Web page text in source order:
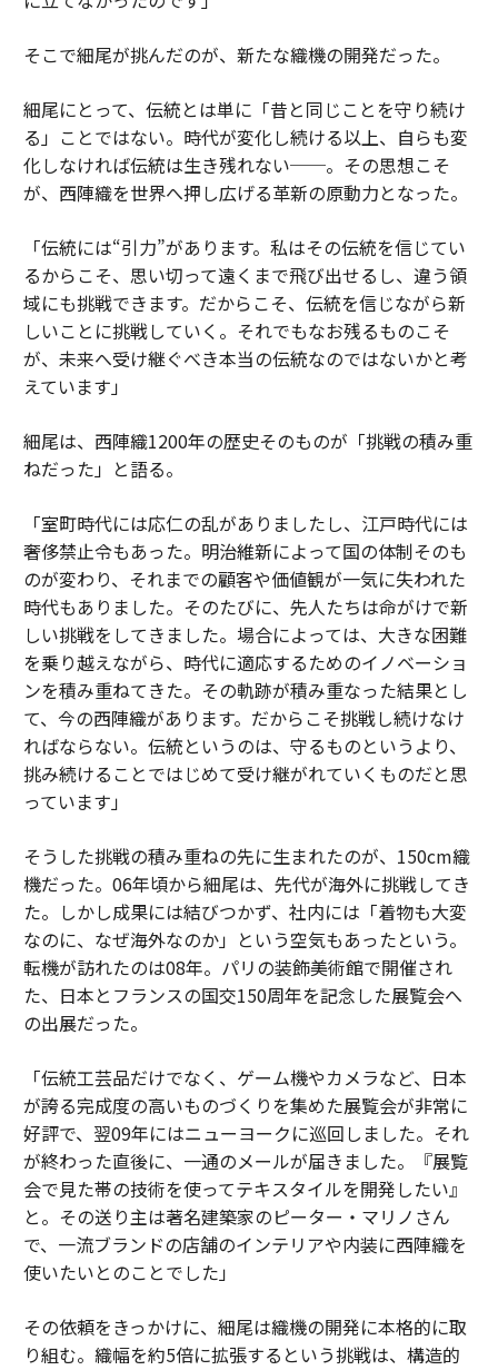
そこで細尾が挑んだのが、新たな織機の開発だった。
細尾にとって、伝統とは単に「昔と同じことを守り続け
る」ことではない。時代が変化し続ける以上、自らも変
化しなければ伝統は生き残れない──。その思想こそ
が、西陣織を世界へ押し広げる革新の原動力となった。
「伝統には“引力”があります。私はその伝統を信じてい
るからこそ、思い切って遠くまで飛び出せるし、違う領
域にも挑戦できます。だからこそ、伝統を信じながら新
しいことに挑戦していく。それでもなお残るものこそ
が、未来へ受け継ぐべき本当の伝統なのではないかと考
えています」
細尾は、西陣織1200年の歴史そのものが「挑戦の積み重
ねだった」と語る。
「室町時代には応仁の乱がありましたし、江戸時代には
奢侈禁止令もあった。明治維新によって国の体制そのも
のが変わり、それまでの顧客や価値観が一気に失われた
時代もありました。そのたびに、先人たちは命がけで新
しい挑戦をしてきました。場合によっては、大きな困難
を乗り越えながら、時代に適応するためのイノベーショ
ンを積み重ねてきた。その軌跡が積み重なった結果とし
て、今の西陣織があります。だからこそ挑戦し続けなけ
ればならない。伝統というのは、守るものというより、
挑み続けることではじめて受け継がれていくものだと思
っています」
そうした挑戦の積み重ねの先に生まれたのが、150cm織
機だった。06年頃から細尾は、先代が海外に挑戦してき
た。しかし成果には結びつかず、社内には「着物も大変
なのに、なぜ海外なのか」という空気もあったという。
転機が訪れたのは08年。パリの装飾美術館で開催され
た、日本とフランスの国交150周年を記念した展覧会へ
の出展だった。
「伝統工芸品だけでなく、ゲーム機やカメラなど、日本
が誇る完成度の高いものづくりを集めた展覧会が非常に
好評で、翌09年にはニューヨークに巡回しました。それ
が終わった直後に、一通のメールが届きました。『展覧
会で見た帯の技術を使ってテキスタイルを開発したい』
と。その送り主は著名建築家のピーター・マリノさん
で、一流ブランドの店舗のインテリアや内装に西陣織を
使いたいとのことでした」
その依頼をきっかけに、細尾は織機の開発に本格的に取
り組む。織幅を約5倍に拡張するという挑戦は、構造的